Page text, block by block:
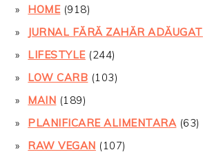
HOME(918)
JURNAL FĂRĂ ZAHĂR ADĂUGAT
LIFESTYLE(244)
LOW CARB (103)
MAIN (189)
PLANIFICARE ALIMENTARA(63)
RAW VEGAN (107)